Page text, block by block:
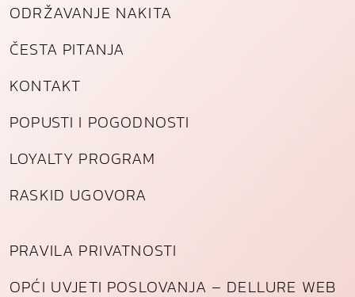
ODRŽAVANJE NAKITA
ČESTA PITANJA
KONTAKT
POPUSTI I POGODNOSTI
LOYALTY PROGRAM
RASKID UGOVORA
PRAVILA PRIVATNOSTI
OPĆI UVJETI POSLOVANJA – DELLURE WEB